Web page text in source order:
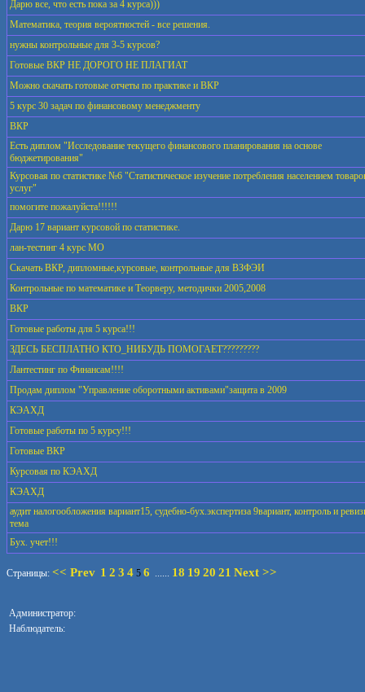
Дарю все, что есть пока за 4 курса)))
Математика, теория вероятностей - все решения.
нужны контрольные для 3-5 курсов?
Готовые ВКР НЕ ДОРОГО НЕ ПЛАГИАТ
Можно скачать готовые отчеты по практике и ВКР
5 курс 30 задач по финансовому менеджменту
ВКР
Есть диплом "Исследование текущего финансового планирования на основе
бюджетирования"
Курсовая по статистике №6 "Статистическое изучение потребления населением
услуг"
помогите пожалуйста!!!!!!
Дарю 17 вариант курсовой по статистике.
лан-тестинг 4 курс МО
Скачать ВКР, дипломные,курсовые, контрольные для ВЗФЭИ
Контрольные по математике и Теорверу, методички 2005,2008
ВКР
Готовые работы для 5 курса!!!
ЗДЕСЬ БЕСПЛАТНО КТО_НИБУДЬ ПОМОГАЕТ?????????
Лантестинг по Финансам!!!!
Продам диплом "Управление оборотными активами"защита в 2009
КЭАХД
Готовые работы по 5 курсу!!!
Готовые ВКР
Курсовая по КЭАХД
КЭАХД
аудит налогообложения вариант15, судебно-бух.экспертиза 9вариант, контроль и
тема
Бух. учет!!!
Страницы: << Prev 1 2 3 4 5 6 ...... 18 19 20 21 Next >>
Администратор:
Наблюдатель: